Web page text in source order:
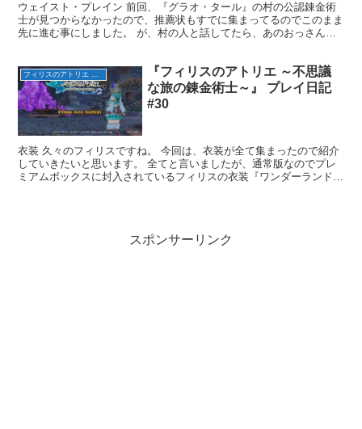
ウェイスト・プレイン 前回、『グラオ・タール』の村の公認錬金術
士が見つからなかったので、推薦状もすでに集まってるのでこのまま
先に進む事にしました。 が、村の人と話してたら、あのおっさんが
『フィリスのアトリエ ～不思議
な旅の錬金術士～』 プレイ日記
#30
衣装 久々のフィリスですね。 今回は、衣装が全て集まったので紹介
していきたいと思います。 全てと言いましたが、通常版なのでプレ
ミアムボックスに封入されているフィリスの衣装『ワンダーランド』
スポンサーリンク